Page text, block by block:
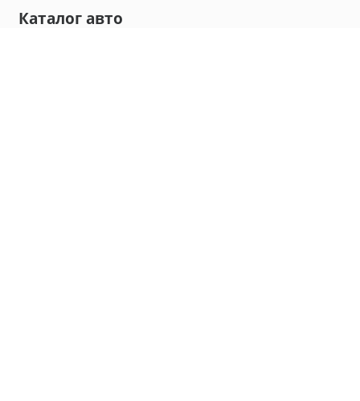
Каталог авто